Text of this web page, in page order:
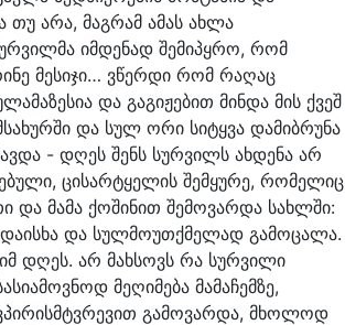
არა, მაგრამ ამას ახლა
იმდენად შემიპყრო, რომ
მესიჯი… ვწერდი რომ რაღაც
და გაგიჟებით მინდა მის ქვეშ
და სულ ორი სიტყვა დამიბრუნა
- დღეს შენს სურვილს ახდენა არ
ცისარტყელის შემყურე, რომელიც
მამა ქოშინით შემოვარდა სახლში:
დაისხა და სულმოუთქმელად გამოცალა.
დღეს. არ მახსოვს რა სურვილი
მეღიმება მამაჩემზე,
გამოვარდა, მხოლოდ